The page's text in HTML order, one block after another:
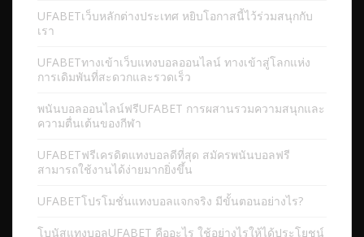
UFABETเว็บหลักต่างประเทศ หยิบโอกาสนี้ไว้ร่วมสนุกกับ
เรา
UFABETทางเข้าเว็บแทงบอลออนไลน์ ทางเข้าสู่โลกแห่ง
การเดิมพันที่สะดวกและรวดเร็ว
พนันบอลออนไลน์ฟรีUFABET การผสานรวมความสนุกและ
ความตื่นเต้นของกีฬา
UFABETฟรีเครดิตแทงบอลดีที่สุด สมัครพนันบอลฟรี
สามารถใช้งานได้ง่ายมากยิ่งขึ้น
UFABETโปรโมชั่นแทงบอลแจกจริง มีขั้นตอนอย่างไร?
โบนัสแทงบอลUFABET คืออะไร ใช้อย่างไรให้ได้ประโยชน์